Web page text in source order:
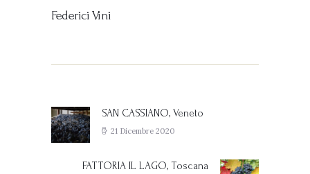
Federici Vini
Previous
post:
SAN CASSIANO, Veneto
21 Dicembre 2020
Next
FATTORIA IL LAGO, Toscana